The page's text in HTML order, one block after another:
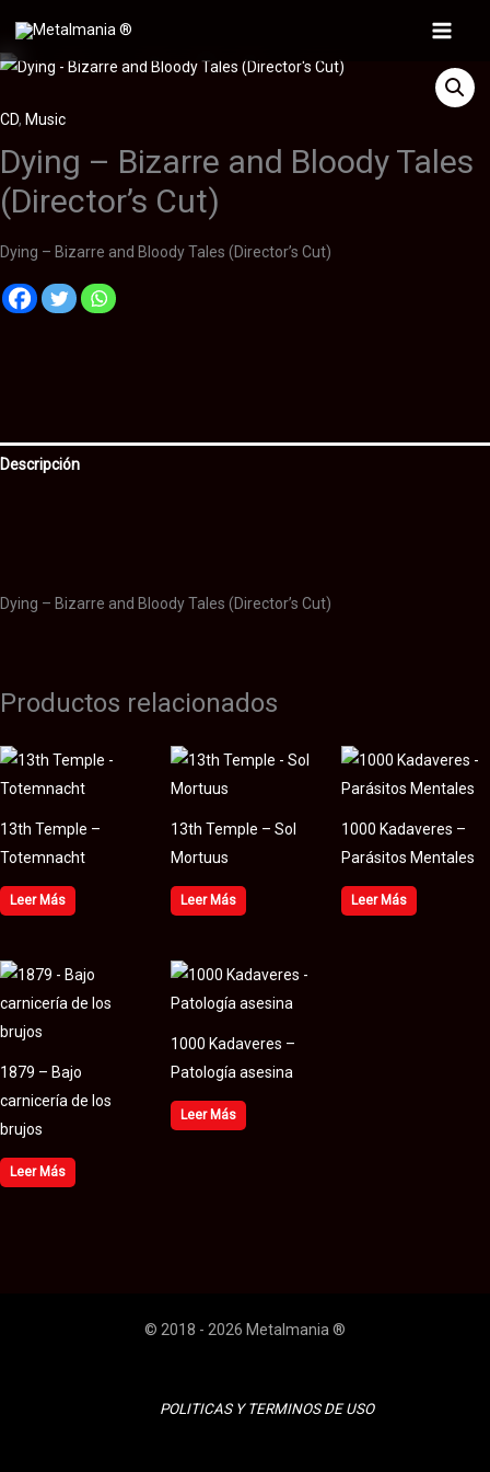
contenido
Main
Menu
CD, Music
Dying – Bizarre and Bloody Tales
(Director’s Cut)
Dying – Bizarre and Bloody Tales (Director’s Cut)
Descripción
Dying – Bizarre and Bloody Tales (Director’s Cut)
Productos relacionados
13th Temple –
Totemnacht
Leer Más
13th Temple – Sol
Mortuus
Leer Más
1000 Kadaveres –
Parásitos Mentales
Leer Más
1879 – Bajo
carnicería de los
brujos
Leer Más
1000 Kadaveres –
Patología asesina
Leer Más
© 2018 - 2026 Metalmania ®
POLITICAS Y TERMINOS DE USO